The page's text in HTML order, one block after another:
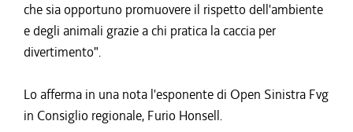
che sia opportuno promuovere il rispetto dell'ambiente
e degli animali grazie a chi pratica la caccia per
divertimento".
Lo afferma in una nota l'esponente di Open Sinistra Fvg
in Consiglio regionale, Furio Honsell.